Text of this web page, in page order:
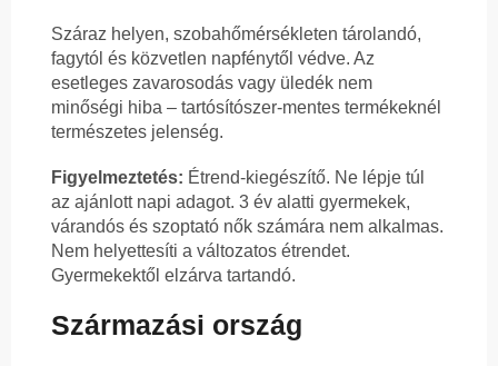
Száraz helyen, szobahőmérsékleten tárolandó,
fagytól és közvetlen napfénytől védve. Az
esetleges zavarosodás vagy üledék nem
minőségi hiba – tartósítószer-mentes termékeknél
természetes jelenség.
Figyelmeztetés: Étrend-kiegészítő. Ne lépje túl
az ajánlott napi adagot. 3 év alatti gyermekek,
várandós és szoptató nők számára nem alkalmas.
Nem helyettesíti a változatos étrendet.
Gyermekektől elzárva tartandó.
Származási ország